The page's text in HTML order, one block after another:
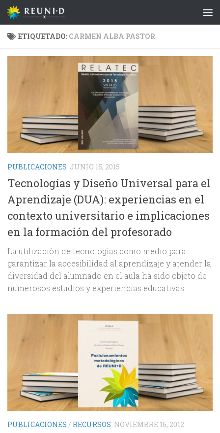
Saltar al contenido
ETIQUETADO: CARMEN ALBA PASTOR
PUBLICACIONES JUNIO 15, 2015
Tecnologías y Diseño Universal para el
Aprendizaje (DUA): experiencias en el
contexto universitario e implicaciones
en la formación del profesorado
La utilización de tecnologías como medio para
garantizar la accesibilidad al aprendizaje y atender la
diversidad del alumnado en el aula ha sido objeto de
numerosos estudios y experiencias educativas.
PUBLICACIONES / RECURSOS NOVIEMBRE 16, 2012